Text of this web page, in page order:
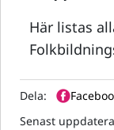
Här listas
Dela:
Senast